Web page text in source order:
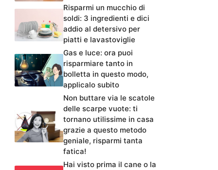
Risparmi un mucchio di
soldi: 3 ingredienti e dici
addio al detersivo per
piatti e lavastoviglie
Gas e luce: ora puoi
risparmiare tanto in
bolletta in questo modo,
applicalo subito
Non buttare via le scatole
delle scarpe vuote: ti
tornano utilissime in casa
grazie a questo metodo
geniale, risparmi tanta
fatica!
Hai visto prima il cane o la